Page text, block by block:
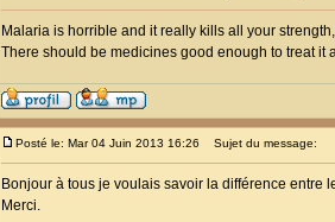
Malaria is horrible and it really kills all your
There should be medicines good enough to treat it
Posté le: Mar 04 Juin 2013 16:26 Sujet du message:
Bonjour à tous je voulais savoir la différence entre
Merci.